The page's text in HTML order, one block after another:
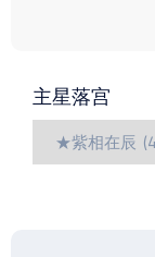
主星落宫